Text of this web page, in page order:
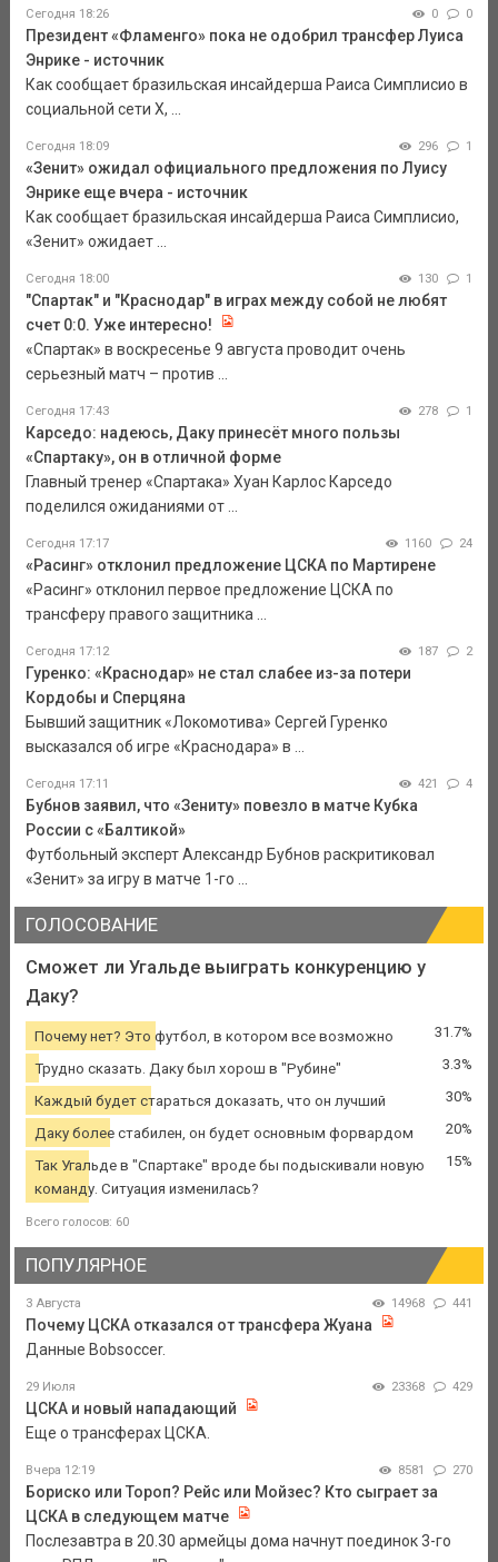
Сегодня 18:26 0 0
Президент «Фламенго» пока не одобрил трансфер Луиса
Энрике - источник
Как сообщает бразильская инсайдерша Раиса Симплисио в
социальной сети Х, ...
Сегодня 18:09 296 1
«Зенит» ожидал официального предложения по Луису
Энрике еще вчера - источник
Как сообщает бразильская инсайдерша Раиса Симплисио,
«Зенит» ожидает ...
Сегодня 18:00 130 1
"Спартак" и "Краснодар" в играх между собой не любят
счет 0:0. Уже интересно!
«Спартак» в воскресенье 9 августа проводит очень
серьезный матч – против ...
Сегодня 17:43 278 1
Карседо: надеюсь, Даку принесёт много пользы
«Спартаку», он в отличной форме
Главный тренер «Спартака» Хуан Карлос Карседо
поделился ожиданиями от ...
Сегодня 17:17 1160 24
«Расинг» отклонил предложение ЦСКА по Мартирене
«Расинг» отклонил первое предложение ЦСКА по
трансферу правого защитника ...
Сегодня 17:12 187 2
Гуренко: «Краснодар» не стал слабее из-за потери
Кордобы и Сперцяна
Бывший защитник «Локомотива» Сергей Гуренко
высказался об игре «Краснодара» в ...
Сегодня 17:11 421 4
Бубнов заявил, что «Зениту» повезло в матче Кубка
России с «Балтикой»
Футбольный эксперт Александр Бубнов раскритиковал
«Зенит» за игру в матче 1-го ...
ГОЛОСОВАНИЕ
Сможет ли Угальде выиграть конкуренцию у
Даку?
Почему нет? Это футбол, в котором все возможно 31.7%
Трудно сказать. Даку был хорош в "Рубине" 3.3%
Каждый будет стараться доказать, что он лучший 30%
Даку более стабилен, он будет основным форвардом 20%
Так Угальде в "Спартаке" вроде бы подыскивали новую
команду. Ситуация изменилась?
15%
Всего голосов: 60
ПОПУЛЯРНОЕ
3 Августа 14968 441
Почему ЦСКА отказался от трансфера Жуана
Данные Bobsoccer.
29 Июля 23368 429
ЦСКА и новый нападающий
Еще о трансферах ЦСКА.
Вчера 12:19 8581 270
Бориско или Тороп? Рейс или Мойзес? Кто сыграет за
ЦСКА в следующем матче
Послезавтра в 20.30 армейцы дома начнут поединок 3-го